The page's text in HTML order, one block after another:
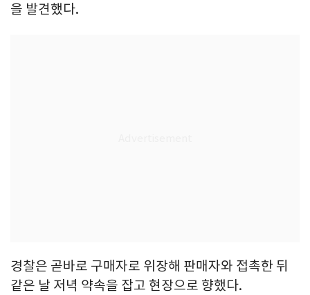
을 발견했다.
경찰은 곧바로 구매자로 위장해 판매자와 접촉한 뒤
같은 날 저녁 약속을 잡고 현장으로 향했다.